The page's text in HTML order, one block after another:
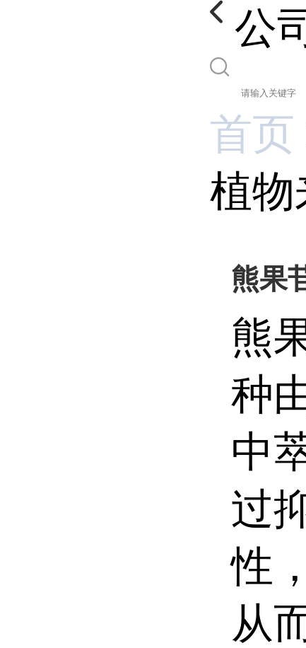
公
首页
植物
熊果
熊
种
中
过
性
从